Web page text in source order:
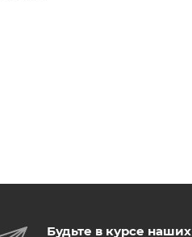
Будьте в курсе наших